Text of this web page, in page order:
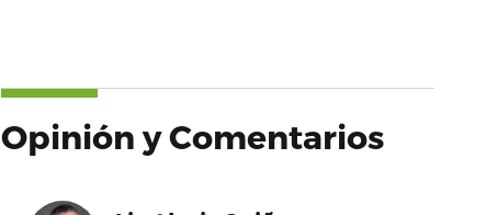
Opinión y Comentarios